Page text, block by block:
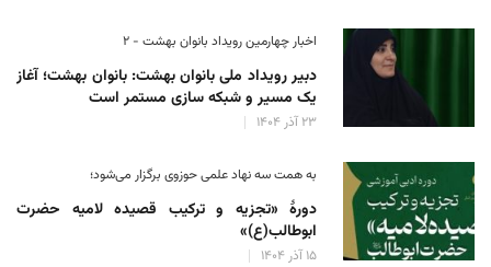
اخبار چهارمین رویداد بانوان بهشت - ۲
دبیر رویداد ملی بانوان بهشت: بانوان بهشت؛ آغاز
یک مسیر و شبکه سازی مستمر است
۲۳ آذر ۱۴۰۴
به همت سه نهاد علمی حوزوی برگزار می‌شود؛
دورهٔ «تجزیه و ترکیب قصیده لامیه حضرت
ابوطالب(ع)»
۱۵ آذر ۱۴۰۴